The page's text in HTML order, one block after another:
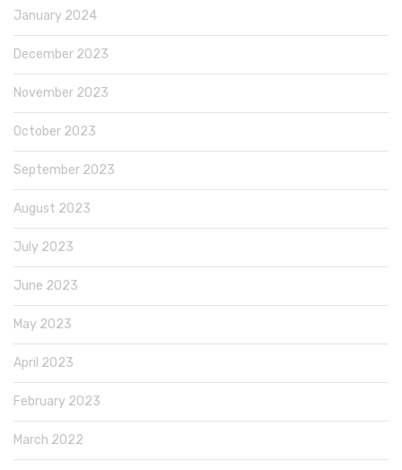
January 2024
December 2023
November 2023
October 2023
September 2023
August 2023
July 2023
June 2023
May 2023
April 2023
February 2023
March 2022